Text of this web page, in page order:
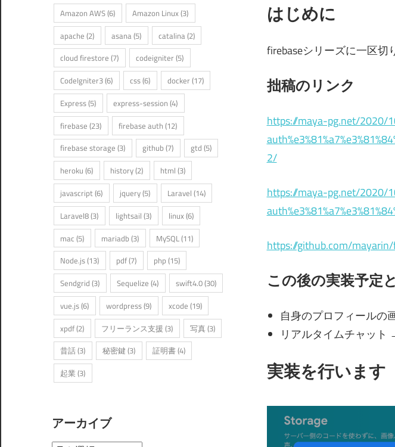
はじめに
firebaseシリーズに一区切
拙稿のリンク
https://maya-pg.net/2020/
2/
https://maya-pg.net/2020/
https://github.com/
この後の実装予定
自身のプロフィールの
リアルタイムチャット
実装を行います
Amazon AWS(6) Amazon Linux(3)
apache (2) asana (5) catalina (2)
cloud firestore (7) codeigniter (5)
CodeIgniter3(6) css(6) docker (17)
Express(5) express-session (4)
firebase (23) firebase auth (12)
firebase storage (3) github (7) gtd (5)
heroku (6) history(2) html (3)
javascript(6) jquery(5) Laravel (14)
Laravel8(3) lightsail (3) linux(6)
mac (5) mariadb (3) MySQL(11)
Node.js(13) pdf(7) php(15)
Sendgrid (3) Sequelize (4) swift4.0(30)
vue.js(6) wordpress(9) xcode (19)
xpdf(2) フリーランス支援 (3) 写真(3)
昔話(3) 秘密鍵 (3) 証明書(4)
起業 (3)
アーカイブ